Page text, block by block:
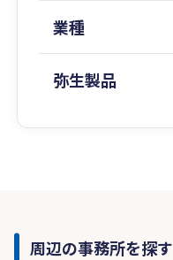
業種
弥生製品
周辺の事務所を探す